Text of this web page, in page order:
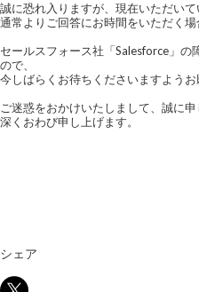
誠に恐れ入りますが、現在いただいて
通常よりご回答にお時間をいただく場
セールスフォース社「Salesforce」の
ので、
今しばらくお待ちくださいますようお
ご迷惑をおかけいたしまして、誠に申
深くおわび申し上げます。
シェア